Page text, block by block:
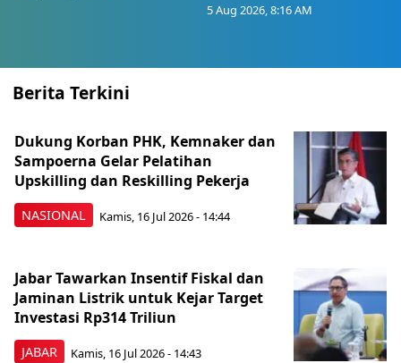
5 Aug 2026, 8:16 AM
Berita Terkini
NASIONAL
Dukung Korban PHK, Kemnaker dan
Sampoerna Gelar Pelatihan
Upskilling dan Reskilling Pekerja
Kamis, 16 Jul 2026 - 14:44
JABAR
Jabar Tawarkan Insentif Fiskal dan
Jaminan Listrik untuk Kejar Target
Investasi Rp314 Triliun
Kamis, 16 Jul 2026 - 14:43